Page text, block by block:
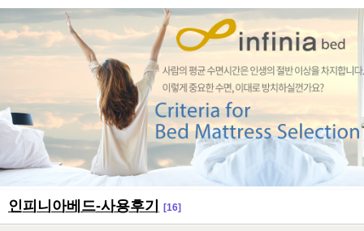
인피니아베드-사용후기 [16]